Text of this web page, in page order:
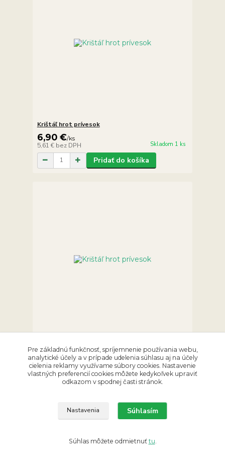
Krištáľ hrot prívesok
6,90 €/ks
5,61 € bez DPH Skladom 1 ks
Pridať do košíka
6,90 €/ks
5,61 €bez DPH Skladom 1 ks
Pridať do košíka
Pre základnú funkčnosť, spríjemnenie používania webu,
analytické účely a v prípade udelenia súhlasu aj na účely
cielenia reklamy využívame súbory cookies. Nastavenie
vlastných preferencií cookies môžete kedykoľvek upraviť
odkazom v spodnej časti stránok.
Nastavenia Súhlasím
Súhlas môžete odmietnuť tu.